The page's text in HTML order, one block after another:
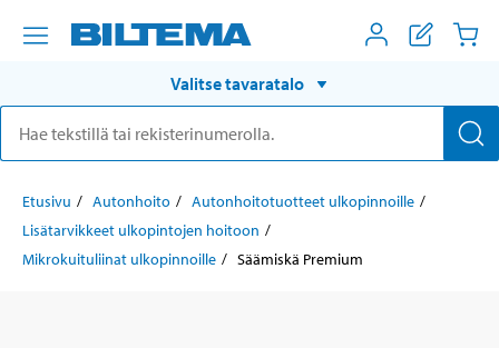
Valitse tavaratalo
Etusivu Autonhoito
Autonhoitotuotteet ulkopinnoille
Lisätarvikkeet ulkopintojen hoitoon
Mikrokuituliinat ulkopinnoille
Säämiskä Premium